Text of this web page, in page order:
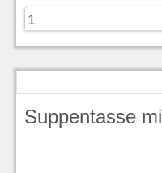
zu